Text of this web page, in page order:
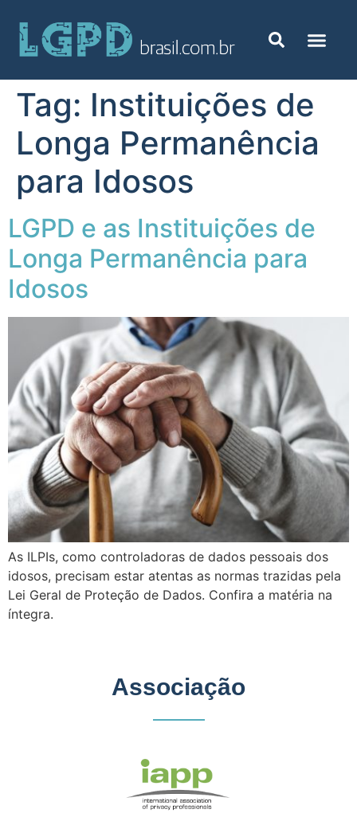
Tag: Instituições de
Longa Permanência
para Idosos
LGPD e as Instituições de
Longa Permanência para
Idosos
As ILPIs, como controladoras de dados pessoais dos
idosos, precisam estar atentas as normas trazidas pela
Lei Geral de Proteção de Dados. Confira a matéria na
íntegra.
Associação